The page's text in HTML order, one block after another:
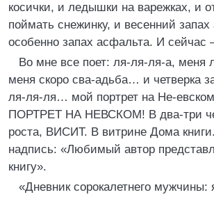
косички, и ледышки на варежках, и
поймать снежинку, и весенний
особенно запах асфальта. И
Во мне все поет: ля-ля-ля-а,
меня скоро сва-адьба… и четверка
ля-ля-ля… мой портрет на Не-
ПОРТРЕТ НА НЕВСКОМ! В два-три
роста, ВИСИТ. В витрине Дома
надпись: «Любимый автор
книгу».
«Дневник сорокалетнего